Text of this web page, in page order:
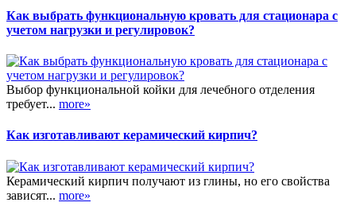
Как выбрать функциональную кровать для стационара с
учетом нагрузки и регулировок?
Выбор функциональной койки для лечебного отделения
требует... more»
Как изготавливают керамический кирпич?
Керамический кирпич получают из глины, но его свойства
зависят... more»